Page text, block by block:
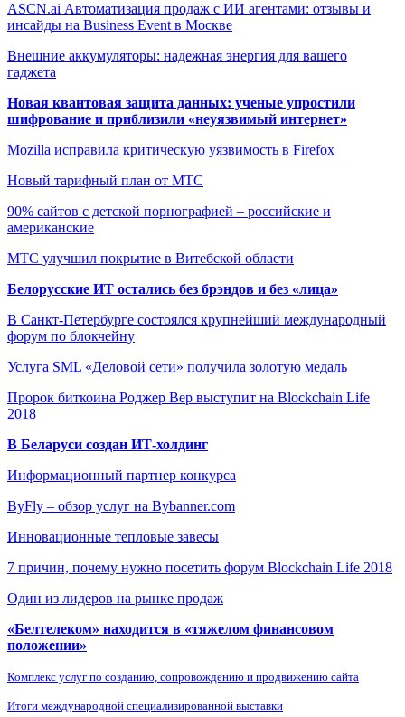
ASCN.ai Автоматизация продаж с ИИ агентами: отзывы и
инсайды на Business Event в Москве
Внешние аккумуляторы: надежная энергия для вашего
гаджета
Новая квантовая защита данных: ученые упростили
шифрование и приблизили «неуязвимый интернет»
Mozilla исправила критическую уязвимость в Firefox
Новый тарифный план от МТС
90% сайтов с детской порнографией – российские и
американские
МТС улучшил покрытие в Витебской области
Белорусские ИТ остались без брэндов и без «лица»
В Санкт-Петербурге состоялся крупнейший международный
форум по блокчейну
Услуга SML «Деловой сети» получила золотую медаль
Пророк биткоина Роджер Вер выступит на Blockchain Life
2018
В Беларуси создан ИТ-холдинг
Информационный партнер конкурса
ByFly – обзор услуг на Bybanner.com
Инновационные тепловые завесы
7 причин, почему нужно посетить форум Blockchain Life 2018
Один из лидеров на рынке продаж
«Белтелеком» находится в «тяжелом финансовом
положении»
Комплекс услуг по созданию, сопровождению и продвижению сайта
Итоги международной специализированной выставки